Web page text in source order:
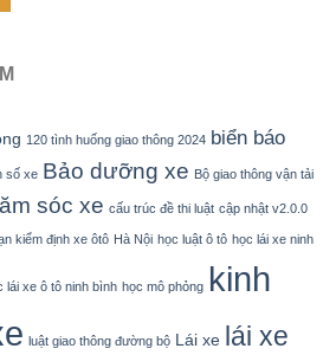
120 tình huống giao thông 2024 biển báo
số xe Bảo dưỡng xe Bộ giao thông vận tải
sóc xe cấu trúc đề thi luật cập nhật v2.0.0
kiểm định xe ôtô Hà Nội học luật ô tô học lái xe ninh
lái xe ô tô ninh bình học mô phỏng kinh
luật giao thông đường bộ Lái xe
lái xe